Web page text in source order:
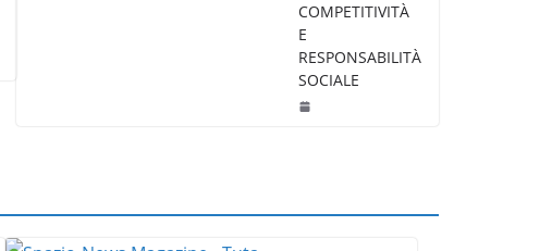
COMPETITIVITÀ
E
RESPONSABILITÀ
SOCIALE